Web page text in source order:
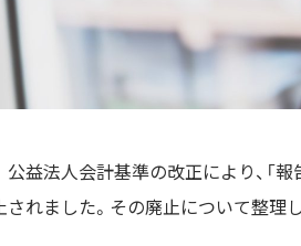
公益法人会計基準の改正により、「報
されました。その廃止について整理し